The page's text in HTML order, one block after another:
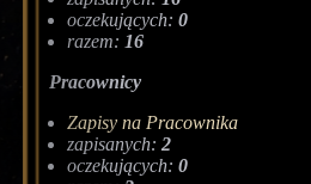
oczekujących: 0
razem: 16
Pracownicy
Zapisy na Pracownika
zapisanych: 2
oczekujących: 0